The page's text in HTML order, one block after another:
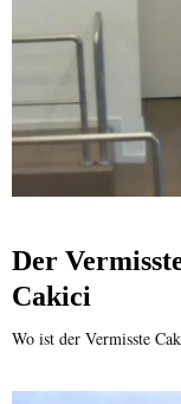
Der
Cakici
Wo ist der Vermisste